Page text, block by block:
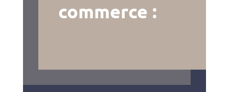
commerce :